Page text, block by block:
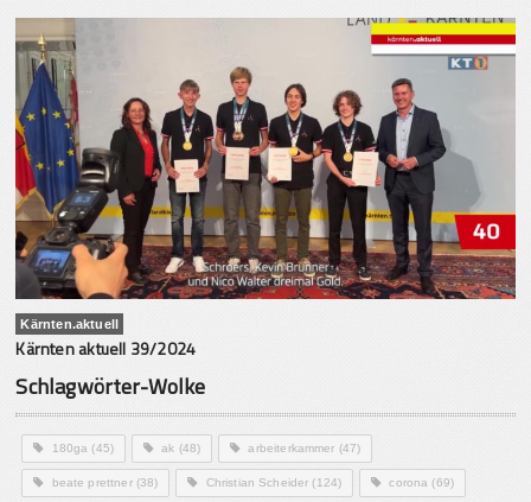
Kärnten.aktuell
Kärnten aktuell 39/2024
Schlagwörter-Wolke
180ga (45) ak (48) arbeiterkammer (47)
beate prettner(38) Christian Scheider (124) corona (69)